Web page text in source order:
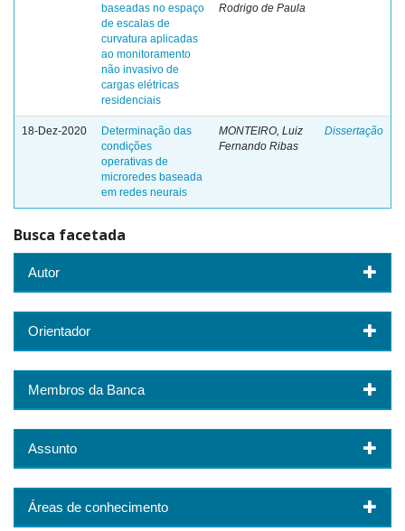
baseadas no espaço
de escalas de
curvatura aplicadas
ao monitoramento
não invasivo de
cargas elétricas
residenciais
Rodrigo de Paula
18-Dez-2020
Determinação das
condições
operativas de
microredes baseada
em redes neurais
MONTEIRO, Luiz
Fernando Ribas
Dissertação
Busca facetada
Autor
Orientador
Membros da Banca
Assunto
Áreas de conhecimento